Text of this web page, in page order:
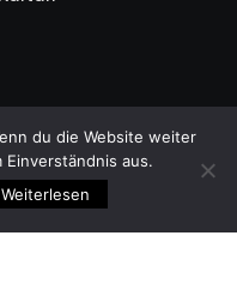
du die Website weiter
aus.
Weiterlesen